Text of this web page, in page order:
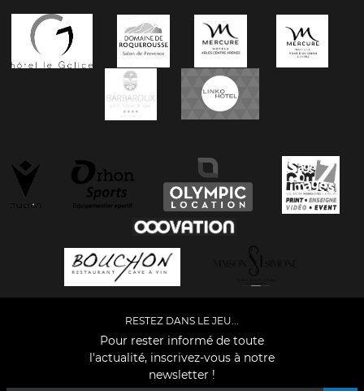
RESTEZ DANS LE JEU...
Pour rester informé de toute
l'actualité, inscrivez-vous à notre
newsletter !